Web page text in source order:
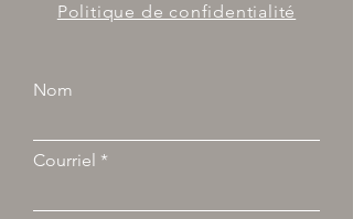
Politique de confidentialité
Nom
Courriel